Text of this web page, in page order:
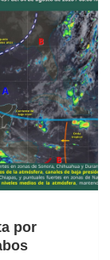
por